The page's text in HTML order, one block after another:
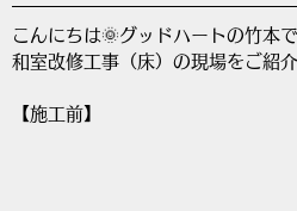
こんにちは🌞グッドハートの竹本で
和室改修工事（床）の現場をご紹介
【施工前】